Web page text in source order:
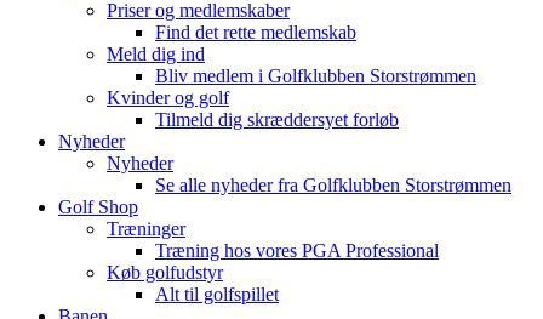
Priser og medlemskaber
Find det rette medlemskab
Meld dig ind
Bliv medlem i Golfklubben Storstrømmen
Kvinder og golf
Tilmeld dig skræddersyet forløb
Nyheder
Nyheder
Se alle nyheder fra Golfklubben Storstrømmen
Golf Shop
Træninger
Træning hos vores PGA Professional
Køb golfudstyr
Alt til golfspillet